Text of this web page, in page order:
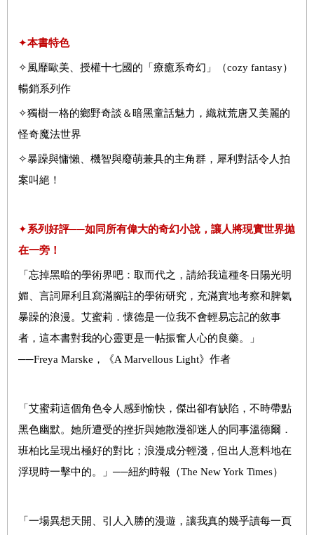
✦本書特色
✧風靡歐美、授權十七國的「療癒系奇幻」（cozy fantasy）
暢銷系列作
✧獨樹一格的鄉野奇談＆暗黑童話魅力，織就荒唐又美麗的
怪奇魔法世界
✧暴躁與慵懶、機智與廢萌兼具的主角群，犀利對話令人拍
案叫絕！
✦系列好評──如同所有偉大的奇幻小說，讓人將現實世界拋
在一旁！
「忘掉黑暗的學術界吧：取而代之，請給我這種冬日陽光明
媚、言詞犀利且寫滿腳註的學術研究，充滿實地考察和脾氣
暴躁的浪漫。艾蜜莉．懷德是一位我不會輕易忘記的敘事
者，這本書對我的心靈更是一帖振奮人心的良藥。」
──Freya Marske，《A Marvellous Light》作者
「艾蜜莉這個角色令人感到愉快，傑出卻有缺陷，不時帶點
黑色幽默。她所遭受的挫折與她散漫卻迷人的同事溫德爾．
班柏比呈現出極好的對比；浪漫成分輕淺，但出人意料地在
浮現時一擊中的。」──紐約時報（The New York Times）
「一場異想天開、引人入勝的漫遊，讓我真的幾乎讀每一頁